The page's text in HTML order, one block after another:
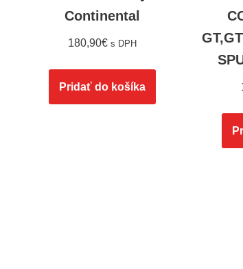
Continental
180,90€ s DPH
Pridať do košíka